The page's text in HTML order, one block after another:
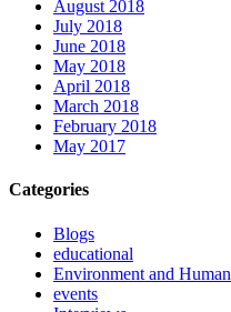
August 2018
July 2018
June 2018
May 2018
April 2018
March 2018
February 2018
May 2017
Categories
Blogs
educational
Environment and Human
events